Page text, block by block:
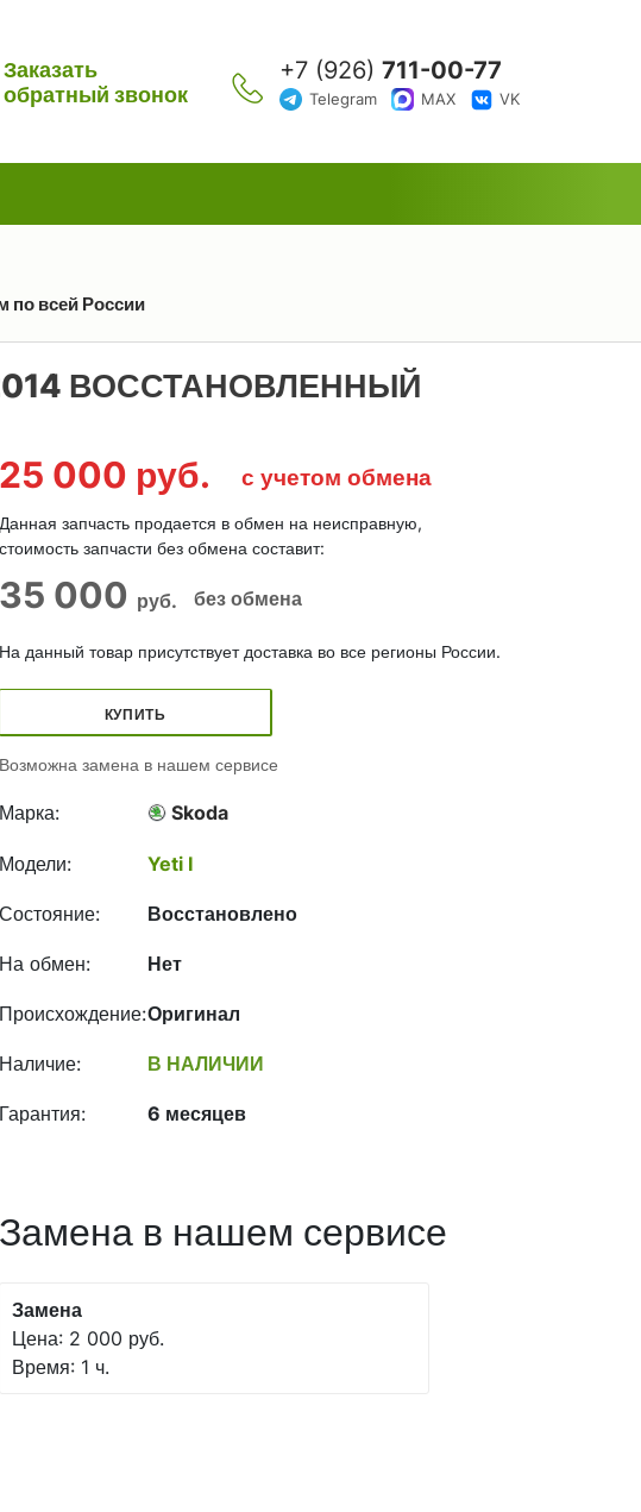
Заказать
обратный звонок
+7 (926) 711-00-77
Telegram MAX VK
по всей России
ВОССТАНОВЛЕННЫЙ
25 000 руб. с учетом обмена
Данная запчасть продается в обмен на неисправную,
стоимость запчасти без обмена составит:
35 000 руб. без обмена
На данный товар присутствует доставка во все регионы России.
КУПИТЬ
Возможна замена в нашем сервисе
Марка: Skoda
Модели: Yeti I
Состояние: Восстановлено
На обмен: Нет
Происхождение:Оригинал
Наличие: В НАЛИЧИИ
Гарантия: 6 месяцев
Замена в нашем сервисе
Замена
Цена: 2 000 руб.
Время: 1 ч.